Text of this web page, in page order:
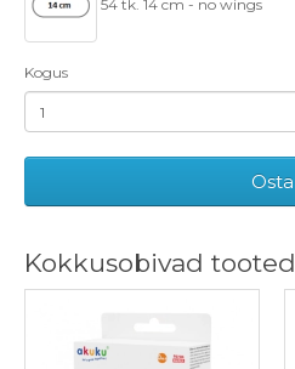
54 tk. 14 cm - no wings
Kogus
Osta
Kokkusobivad tooted